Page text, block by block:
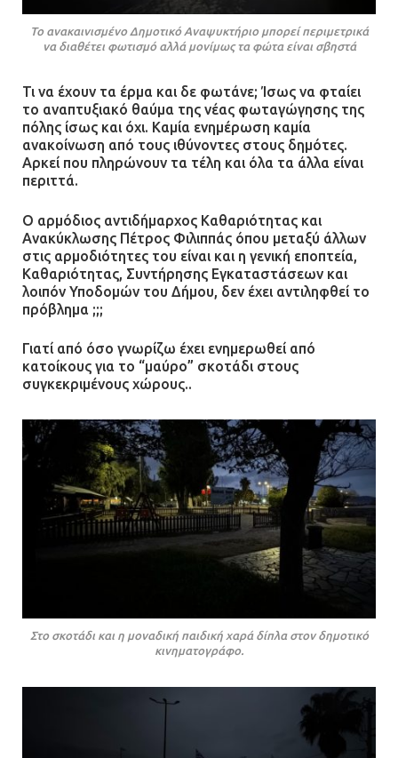
Το ανακαινισμένο Δημοτικό Αναψυκτήριο μπορεί περιμετρικά
να διαθέτει φωτισμό αλλά μονίμως τα φώτα είναι σβηστά
Τι να έχουν τα έρμα και δε φωτάνε; Ίσως να φταίει
το αναπτυξιακό θαύμα της νέας φωταγώγησης της
πόλης ίσως και όχι. Καμία ενημέρωση καμία
ανακοίνωση από τους ιθύνοντες στους δημότες.
Αρκεί που πληρώνουν τα τέλη και όλα τα άλλα είναι
περιττά.
Ο αρμόδιος αντιδήμαρχος Καθαριότητας και
Ανακύκλωσης Πέτρος Φιλιππάς όπου μεταξύ άλλων
στις αρμοδιότητες του είναι και η γενική εποπτεία,
Καθαριότητας, Συντήρησης Εγκαταστάσεων και
λοιπόν Υποδομών του Δήμου, δεν έχει αντιληφθεί το
πρόβλημα ;;;
Γιατί από όσο γνωρίζω έχει ενημερωθεί από
κατοίκους για το “μαύρο” σκοτάδι στους
συγκεκριμένους χώρους..
Στο σκοτάδι και η μοναδική παιδική χαρά δίπλα στον δημοτικό
κινηματογράφο.